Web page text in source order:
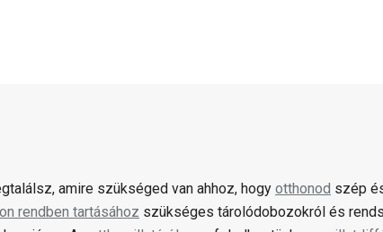
amire szükséged van ahhoz, hogy otthonod szép
rendben tartásához szükséges tárolódobozokról és